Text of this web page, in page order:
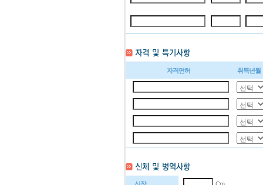
자격면허 취득년월